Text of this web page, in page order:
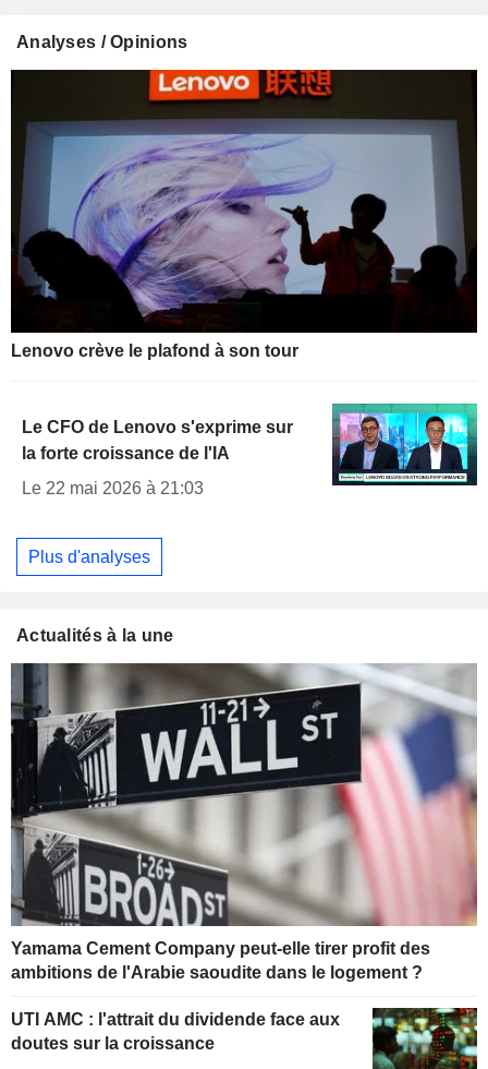
Analyses / Opinions
Lenovo crève le plafond à son tour
Le CFO de Lenovo s'exprime sur
la forte croissance de l'IA
Le 22 mai 2026 à 21:03
Plus d'analyses
Actualités à la une
Yamama Cement Company peut-elle tirer profit des
ambitions de l'Arabie saoudite dans le logement ?
UTI AMC : l'attrait du dividende face aux
doutes sur la croissance